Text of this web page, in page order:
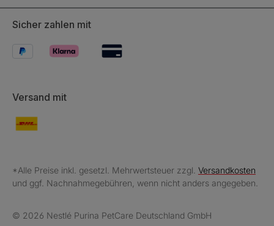
*Alle Preise inkl. gesetzl. Mehrwertsteuer zzgl. Versandkosten
und ggf. Nachnahmegebühren, wenn nicht anders angegeben.
© 2026 Nestlé Purina PetCare Deutschland GmbH
Sicher zahlen mit
Versand mit